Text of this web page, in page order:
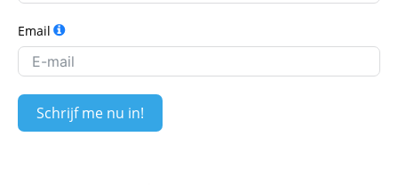
Email
Schrijf me nu in!